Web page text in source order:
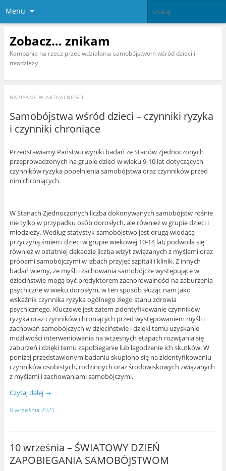
Menu
Zobacz… znikam
Kampania na rzecz przeciwdziałania samobójstwom wśród dzieci i
młodziezy
NAPISANE W AKTUALNOŚCI
Samobójstwa wśród dzieci – czynniki ryzyka
i czynniki chroniące
Przedstawiamy Państwu wyniki badań ze Stanów Zjednoczonych
przeprowadzonych na grupie dzieci w wieku 9-10 lat dotyczących
czynników ryzyka popełnienia samobójstwa oraz czynników przed
nim chroniących.
W Stanach Zjednoczonych liczba dokonywanych samobójstw rośnie
nie tylko w przypadku osób dorosłych, ale również w grupie dzieci i
młodzieży. Według statystyk samobójstwo jest drugą wiodącą
przyczyną śmierci dzieci w grupie wiekowej 10-14 lat; podwoiła się
również w ostatniej dekadzie liczba wizyt związanych z myślami oraz
próbami samobójczymi w izbach przyjęć szpitali i klinik. Z innych
badań wiemy, że myśli i zachowania samobójcze występujące w
dzieciństwie mogą być predyktorem zachorowalności na zaburzenia
psychiczne w wieku dorosłym, w ten sposób służąc nam jako
wskaźnik czynnika ryzyka ogólnego złego stanu zdrowia
psychicznego. Kluczowe jest zatem zidentyfikowanie czynników
ryzyka oraz czynników chroniących przed występowaniem myśli i
zachowań samobójczych w dzieciństwie i dzięki temu uzyskanie
możliwości interweniowania na wczesnych etapach rozwijania się
zaburzeń i dzięki temu zapobieganie lub łagodzenie ich skutków. W
poniżej przedstawionym badaniu skupiono się na zidentyfikowaniu
czynników osobistych, rodzinnych oraz środowiskowych związanych
z myślami i zachowaniami samobójczymi.
Czytaj dalej →
8 września 2021
10 września – ŚWIATOWY DZIEŃ
ZAPOBIEGANIA SAMOBÓJSTWOM